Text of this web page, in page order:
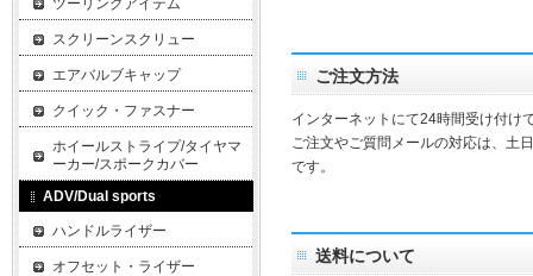
ご注文方法
インターネットにて24時間受け付け
ご注文やご質問メールの対応は、土
です。
送料について
ツーリングアイテム
スクリーンスクリュー
エアバルブキャップ
クイック・ファスナー
ホイールストライプ/タイヤマ
ーカー/スポークカバー
ADV/Dual sports
ハンドルライザー
オフセット・ライザー